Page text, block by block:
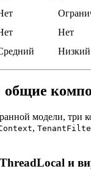
Нет
Низкий
общие
модели, три
,
и